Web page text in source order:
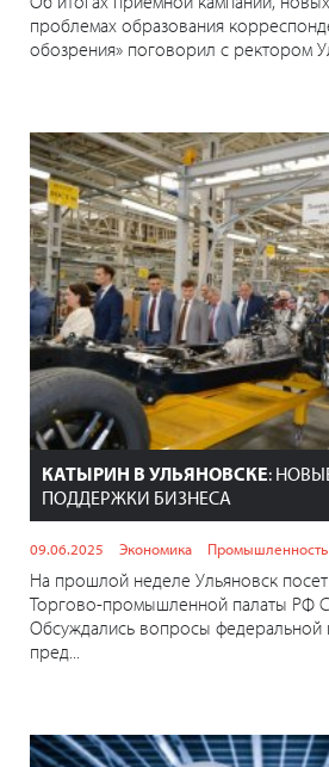
проблемах образования
обозрения» поговорил с ректором
КАТЫРИН В УЛЬЯНОВСКЕ:
ПОДДЕРЖКИ БИЗНЕСА
09.06.2025 Экономика Промышленность
На прошлой неделе Ульяновск
Торгово-промышленной палаты РФ
Обсуждались вопросы федеральной
пред...